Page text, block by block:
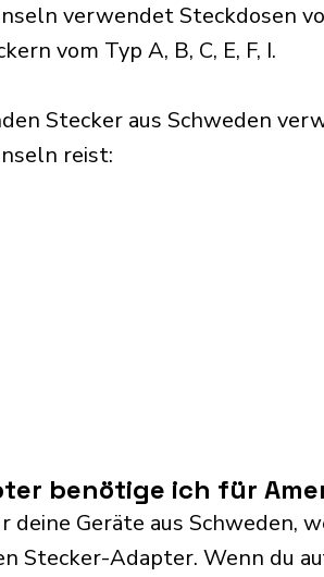
verwendet Steckdosen
vom Typ A, B, C, E, F, I.
Stecker aus Schweden
reist:​
benötige ich für
Geräte aus Schweden,
Stecker-Adapter. Wenn du